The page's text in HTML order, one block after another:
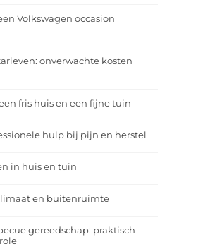
Volkswagen occasion
onverwachte kosten
fris huis en een fijne tuin
hulp bij pijn en herstel
in huis en tuin
en buitenruimte
gereedschap: praktisch